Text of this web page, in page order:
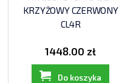
KRZYŻOWY CZERWONY
CL4R
1448.00 zł
Do koszyka